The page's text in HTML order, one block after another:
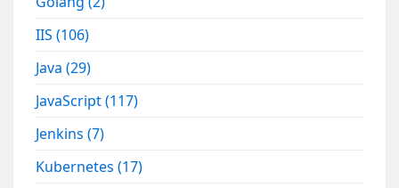
IIS(106)
Java(29)
JavaScript(117)
Jenkins(7)
Kubernetes(17)